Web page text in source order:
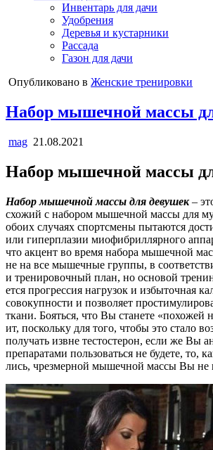
Инвентарь для дачи
Удобрения
Деревья и кустарники
Рассада
Газон для дачи
Опубликовано в Женские тренировки
Набор мышечной массы
mag 21.08.2021
Набор мышечной массы
Набор мышечной массы для девушек –
схожий с набором мы­шеч­ной мас­сы для
обоих случаях спортсмены пытаются
или гиперплазии миофибриллярного
что ак­цент во вре­мя набора мышечной
не на все мышечные груп­пы, в
и тренировочный план, но основой
ет­ся прогрессия нагрузок и избыточная
совокупности и поз­во­ля­ет
ткани. Бояться, что Вы станете «похожей
ит, поскольку для того, чтобы это стало
по­лу­чать из­вне тес­тос­те­рон, если же Вы
препаратами пользоваться не бу­де­те, то,
лись, чрезмерной мышечной массы Вы не